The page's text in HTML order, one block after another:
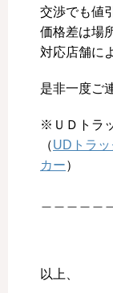
交渉でも値
価格差は場
対応店舗に
是非一度ご
※ＵＤトラ
（UDトラ
カー）
以上、